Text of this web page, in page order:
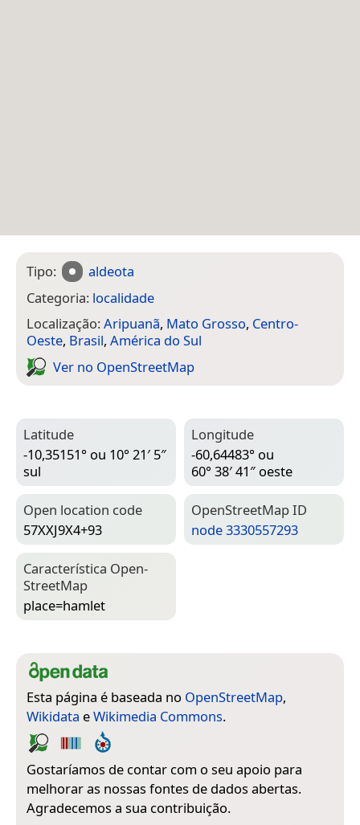
Tipo:
aldeota
Categoria: localidade
Localização:Aripuanã, Mato Grosso, Centro-
Oeste, Brasil, América do Sul
Ver no Open­Street­Map
Latitude
-10,35151° ou 10° 21′ 5″
sul
Longitude
-60,64483° ou
60° 38′ 41″ oeste
Open location code
57XXJ9X4+93
Open­Street­Map ID
node 3330557293
Característica Open­
Street­Map
place=­hamlet
Esta página é baseada no OpenStreetMap,
Wikidata eWikimedia Commons.
Gostaríamos de contar com o seu apoio para
melhorar as nossas fontes de dados abertas.
Agradecemos a sua contribuição.